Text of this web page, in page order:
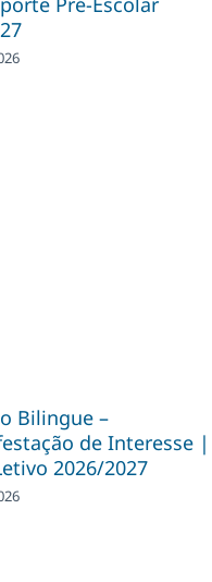
Bilingue –
de Interesse |
2026/2027